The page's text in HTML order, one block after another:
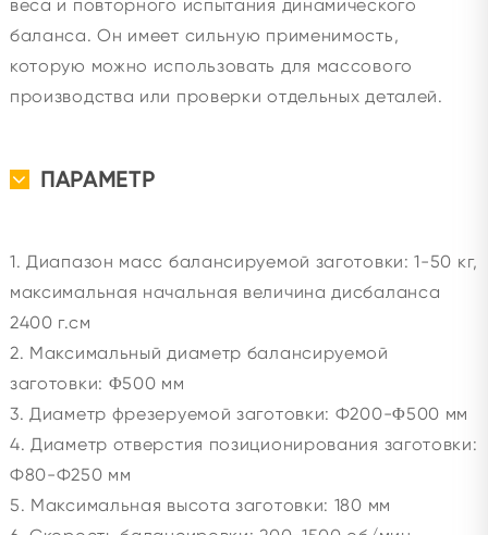
веса и повторного испытания динамического
баланса. Он имеет сильную применимость,
которую можно использовать для массового
производства или проверки отдельных деталей.
ПАРАМЕТР
1. Диапазон масс балансируемой заготовки: 1-50 кг,
максимальная начальная величина дисбаланса
2400 г.см
2. Максимальный диаметр балансируемой
заготовки: Φ500 мм
3. Диаметр фрезеруемой заготовки: Ф200-Φ500 мм
4. Диаметр отверстия позиционирования заготовки:
Ф80-Ф250 мм
5. Максимальная высота заготовки: 180 мм